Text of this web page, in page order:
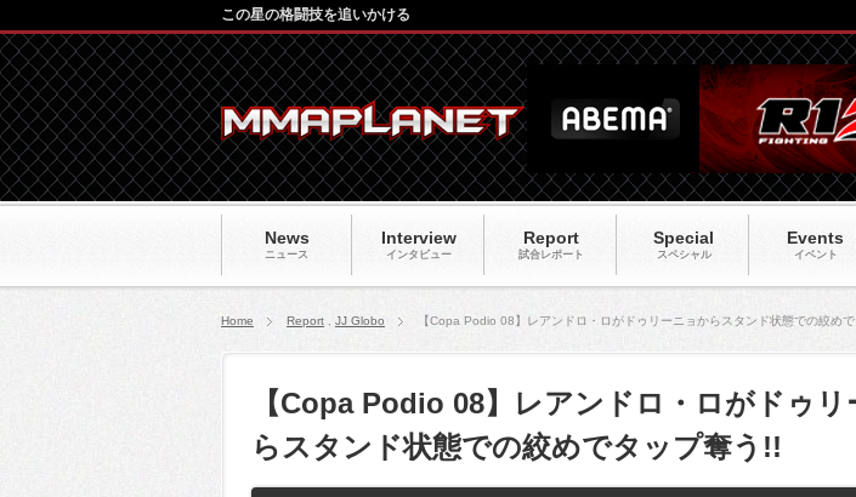
News
ニュース
Interview
インタビュー
Report
試合レポート
Special
スペシャル
Events
イベント
この星の格闘技を追いかける
Home Report JJ Globo 【Copa Podio 08】レアンドロ・ロがドゥリーニョからスタンド状態での絞め
【Copa Podio 08】レアンドロ・ロがドゥ
らスタンド状態での絞めでタップ奪う!!